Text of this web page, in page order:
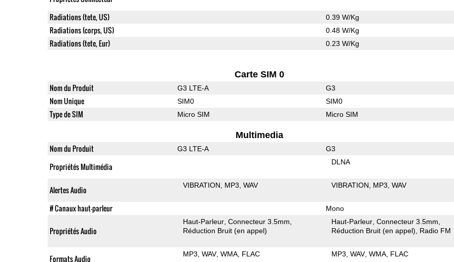
Radiations (tete, US) 0.39 W/Kg
Radiations (corps, US) 0.48 W/Kg
Radiations (tete, Eur) 0.23 W/Kg
Carte SIM 0
Nom du Produit G3 LTE-A G3
Nom Unique SIM0 SIM0
Type de SIM Micro SIM Micro SIM
Multimedia
Nom du Produit G3 LTE-A G3
Propriétés Multimédia DLNA
Alertes Audio VIBRATION MP3 WAV VIBRATION MP3 WAV
# Canaux haut-parleur Mono
Propriétés Audio
Haut-Parleur Connecteur 3.5mm
Réduction Bruit (en appel)
Haut-Parleur Connecteur 3.5mm
Réduction Bruit (en appel)
Radio FM
Formats Audio MP3 WAV WMA FLAC MP3 WAV WMA FLAC